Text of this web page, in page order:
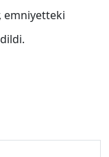
emniyetteki